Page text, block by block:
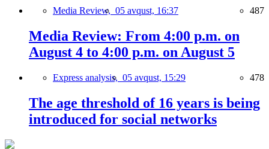
Media Review, 05 avqust, 16:37 487
Media Review: From 4:00 p.m. on
August 4 to 4:00 p.m. on August 5
Express analysis, 05 avqust, 15:29 478
The age threshold of 16 years is being
introduced for social networks